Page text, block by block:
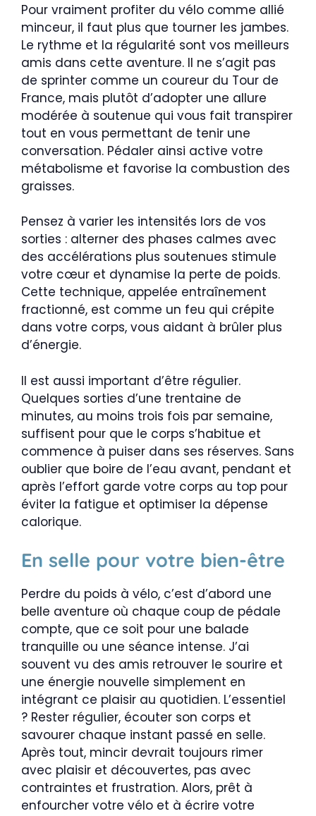
Pour vraiment profiter du vélo comme allié
minceur, il faut plus que tourner les jambes.
Le rythme et la régularité sont vos meilleurs
amis dans cette aventure. Il ne s’agit pas
de sprinter comme un coureur du Tour de
France, mais plutôt d’adopter une allure
modérée à soutenue qui vous fait transpirer
tout en vous permettant de tenir une
conversation. Pédaler ainsi active votre
métabolisme et favorise la combustion des
graisses.
Pensez à varier les intensités lors de vos
sorties : alterner des phases calmes avec
des accélérations plus soutenues stimule
votre cœur et dynamise la perte de poids.
Cette technique, appelée entraînement
fractionné, est comme un feu qui crépite
dans votre corps, vous aidant à brûler plus
d’énergie.
Il est aussi important d’être régulier.
Quelques sorties d’une trentaine de
minutes, au moins trois fois par semaine,
suffisent pour que le corps s’habitue et
commence à puiser dans ses réserves. Sans
oublier que boire de l’eau avant, pendant et
après l’effort garde votre corps au top pour
éviter la fatigue et optimiser la dépense
calorique.
En selle pour votre bien-être
Perdre du poids à vélo, c’est d’abord une
belle aventure où chaque coup de pédale
compte, que ce soit pour une balade
tranquille ou une séance intense. J’ai
souvent vu des amis retrouver le sourire et
une énergie nouvelle simplement en
intégrant ce plaisir au quotidien. L’essentiel
? Rester régulier, écouter son corps et
savourer chaque instant passé en selle.
Après tout, mincir devrait toujours rimer
avec plaisir et découvertes, pas avec
contraintes et frustration. Alors, prêt à
enfourcher votre vélo et à écrire votre